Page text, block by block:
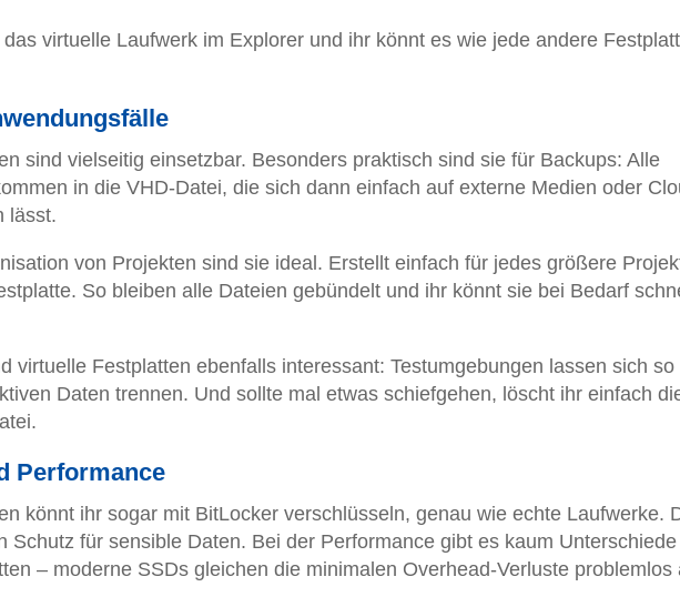
virtuelle Laufwerk im Explorer und ihr könnt es wie jede andere
sind vielseitig einsetzbar. Besonders praktisch sind sie für Backups: Alle
in die VHD-Datei, die sich dann einfach auf externe Medien oder
lässt.
von Projekten sind sie ideal. Erstellt einfach für jedes größere
So bleiben alle Dateien gebündelt und ihr könnt sie bei Bedarf
virtuelle Festplatten ebenfalls interessant: Testumgebungen lassen sich so
Daten trennen. Und sollte mal etwas schiefgehen, löscht ihr einfach
Performance
könnt ihr sogar mit BitLocker verschlüsseln, genau wie echte Laufwerke.
Schutz für sensible Daten. Bei der Performance gibt es kaum
– moderne SSDs gleichen die minimalen Overhead-Verluste problemlos